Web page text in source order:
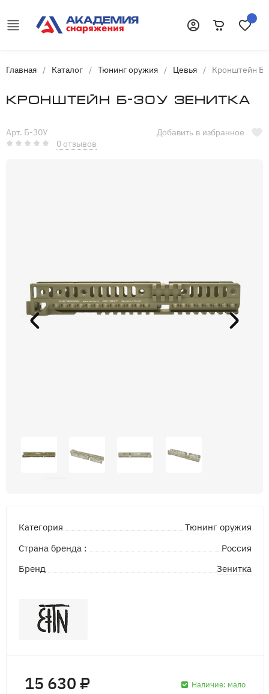
Главная / Каталог / Тюнинг оружия / Цевья / Кронштейн Б-
Кронштейн Б-30У Зенитка
Арт. Б-30У
0 отзывов
Добавить в избранное
Категория
Тюнинг оружия
Страна бренда :
Россия
Бренд
Зенитка
15 630 ₽ Наличие: мало